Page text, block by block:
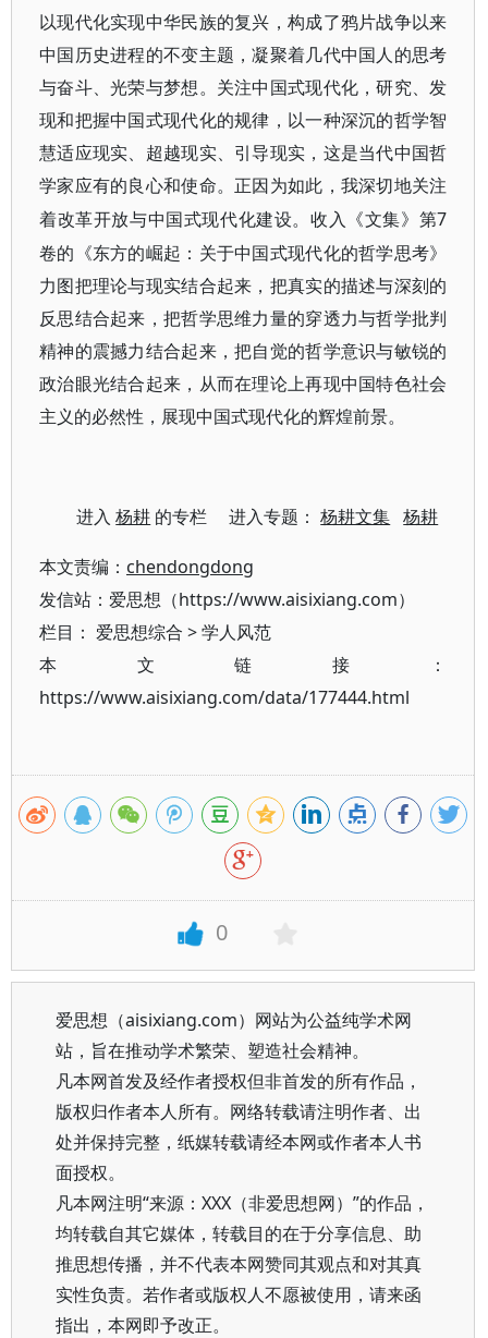
以现代化实现中华民族的复兴，构成了鸦片战争以来
中国历史进程的不变主题，凝聚着几代中国人的思考
与奋斗、光荣与梦想。关注中国式现代化，研究、发
现和把握中国式现代化的规律，以一种深沉的哲学智
慧适应现实、超越现实、引导现实，这是当代中国哲
学家应有的良心和使命。正因为如此，我深切地关注
着改革开放与中国式现代化建设。收入《文集》第7
卷的《东方的崛起：关于中国式现代化的哲学思考》
力图把理论与现实结合起来，把真实的描述与深刻的
反思结合起来，把哲学思维力量的穿透力与哲学批判
精神的震撼力结合起来，把自觉的哲学意识与敏锐的
政治眼光结合起来，从而在理论上再现中国特色社会
主义的必然性，展现中国式现代化的辉煌前景。
进入杨耕 的专栏 进入专题：杨耕文集 杨耕
本文责编： chendongdong
发信站：爱思想（https://www.aisixiang.com）
栏目： 爱思想综合 >学人风范
本文链接：
https://www.aisixiang.com/data/177444.html
0
爱思想（aisixiang.com）网站为公益纯学术网
站，旨在推动学术繁荣、塑造社会精神。
凡本网首发及经作者授权但非首发的所有作品，
版权归作者本人所有。网络转载请注明作者、出
处并保持完整，纸媒转载请经本网或作者本人书
面授权。
凡本网注明“来源：XXX（非爱思想网）”的作品，
均转载自其它媒体，转载目的在于分享信息、助
推思想传播，并不代表本网赞同其观点和对其真
实性负责。若作者或版权人不愿被使用，请来函
指出，本网即予改正。